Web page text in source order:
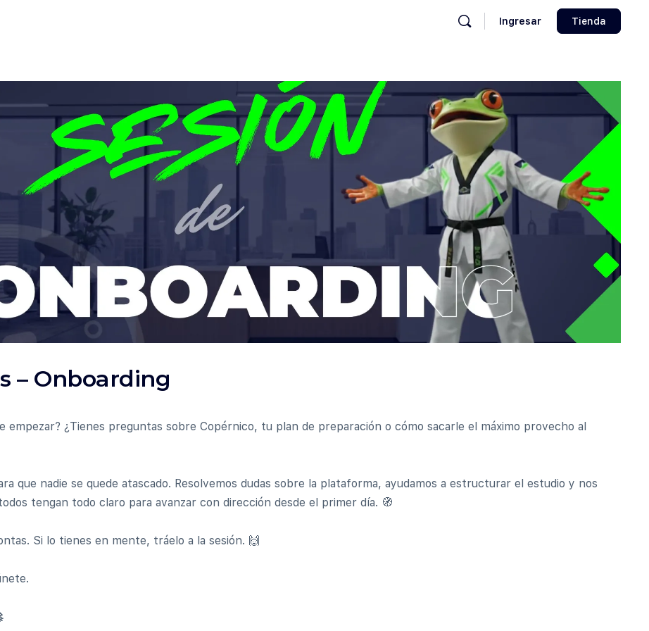
Ingresar Tienda
– Onboarding
empezar? ¿Tienes preguntas sobre Copérnico, tu plan de preparación o cómo sacarle el máximo provecho al
que nadie se quede atascado. Resolvemos dudas sobre la plataforma, ayudamos a estructurar el estudio y nos
tengan todo claro para avanzar con dirección desde el primer día. 🧭
Si lo tienes en mente, tráelo a la sesión. 🙌